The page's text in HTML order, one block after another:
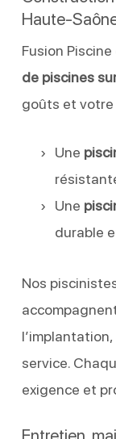
Haute-
Fusion
de piscines
goûts et votre
Une
Une
durable
Nos
service.
exigence et